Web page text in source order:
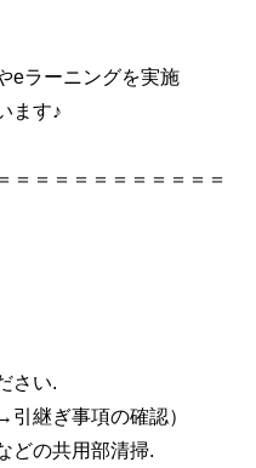
eラーニングを実施
ます♪
＝＝＝＝＝＝＝＝＝＝＝
さい.
引継ぎ事項の確認）
どの共用部清掃.